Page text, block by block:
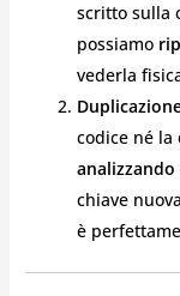
scritto sulla
possiamo
vederla
codice né la
chiave
è